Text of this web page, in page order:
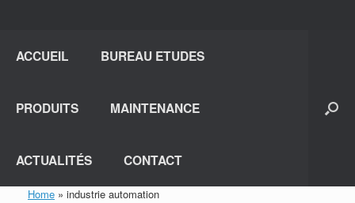
ACCUEIL BUREAU ETUDES
PRODUITS MAINTENANCE
ACTUALITÉS CONTACT
Home » industrie automation